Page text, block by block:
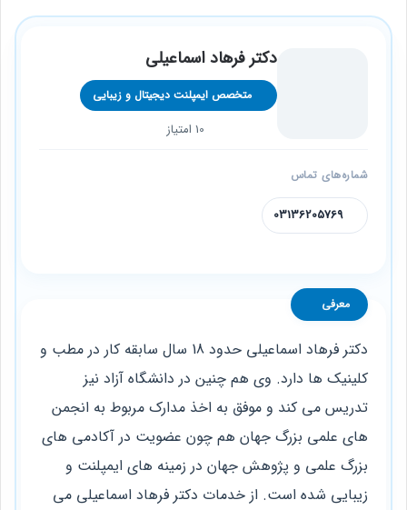
دکتر فرهاد اسماعیلی
متخصص ایمپلنت دیجیتال و زیبایی
10 امتیاز
شماره‌های تماس
03136205769
معرفی
دکتر فرهاد اسماعیلی حدود 18 سال سابقه کار در مطب و
کلینیک ها دارد. وی هم چنین در دانشگاه آزاد نیز
تدریس می کند و موفق به اخذ مدارک مربوط به انجمن
های علمی بزرگ جهان هم چون عضویت در آکادمی های
بزرگ علمی و پژوهش جهان در زمینه های ایمپلنت و
زیبایی شده است. از خدمات دکتر فرهاد اسماعیلی می